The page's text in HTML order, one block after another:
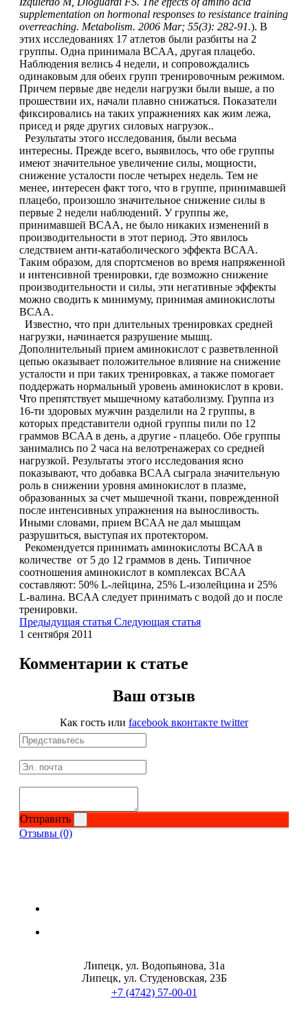
Сывороточный протеин
Казеин
Многокомпонентный и яичный протеин
Растительный протеин
Снижение веса
НАЗАД
Жиросжигатели
Карнитин
Пиколинат хрома
Батончики и напитки
НАЗАД
Напитки
Протеиновые батончики
Протеиновые печенья
Для тренировки
НАЗАД
BCAA
НАЗАД
Порошковые BCAA
BCAA в таблетках и капсулах
Аргинин
Комплексы аминокислот
Цитруллин
supplementation on hormonal responses to resistance training
overreaching. Metabolism. 2006 Mar; 55(3): 282-91.). В
этих исследованиях 17 атлетов были разбиты на 2
группы. Одна принимала BCAA, другая плацебо.
Наблюдения велись 4 недели, и сопровождались
одинаковым для обеих групп тренировочным режимом.
Причем первые две недели нагрузки были выше, а по
прошествии их, начали плавно снижаться. Показатели
фиксировались на таких упражнениях как жим лежа,
присед и ряде других силовых нагрузок..
Результаты этого исследования, были весьма
интересны. Прежде всего, выявилось, что обе группы
имеют значительное увеличение силы, мощности,
снижение усталости после четырех недель. Тем не
менее, интересен факт того, что в группе, принимавшей
плацебо, произошло значительное снижение силы в
первые 2 недели наблюдений. У группы же,
принимавшей BCAA, не было никаких изменений в
производительности в этот период. Это явилось
следствием анти-катаболического эффекта BCAA.
Таким образом, для спортсменов во время напряженной
и интенсивной тренировки, где возможно снижение
производительности и силы, эти негативные эффекты
можно сводить к минимуму, принимая аминокислоты
BCAA.
Известно, что при длительных тренировках средней
нагрузки, начинается разрушение мышц.
Дополнительный прием аминокислот с разветвленной
цепью оказывает положительное влияние на снижение
усталости и при таких тренировках, а также помогает
поддержать нормальный уровень аминокислот в крови.
Что препятствует мышечному катаболизму. Группа из
16-ти здоровых мужчин разделили на 2 группы, в
которых представители одной группы пили по 12
граммов BCAA в день, а другие - плацебо. Обе группы
занимались по 2 часа на велотренажерах со средней
нагрузкой. Результаты этого исследования ясно
показывают, что добавка BCAA сыграла значительную
роль в снижении уровня аминокислот в плазме,
образованных за счет мышечной ткани, поврежденной
после интенсивных упражнения на выносливость.
Иными словами, прием BCAA не дал мышцам
разрушиться, выступая их протектором.
Рекомендуется принимать аминокислоты BCAA в
количестве от 5 до 12 граммов в день. Типичное
соотношения аминокислот в комплексах BCAA
составляют: 50% L-лейцина, 25% L-изолейцина и 25%
L-валина. BCAA следует принимать с водой до и после
тренировки.
Предыдущая статья Следующая статья
1 сентября 2011
Комментарии к статье
Ваш отзыв
Как гость или facebook вконтакте twitter
Отправить
Отзывы (0)
Липецк, ул. Водопьянова, 31а
Липецк, ул. Студеновская, 23Б
+7 (4742) 57-00-01